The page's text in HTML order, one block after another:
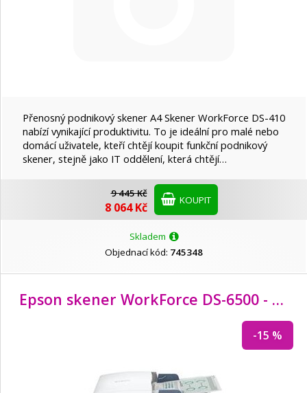
Přenosný podnikový skener A4 Skener WorkForce DS-410
nabízí vynikající produktivitu. To je ideální pro malé nebo
domácí uživatele, kteří chtějí koupit funkční podnikový
skener, stejně jako IT oddělení, která chtějí…
9 445 Kč
8 064 Kč KOUPIT
Skladem
Objednací kód: 745348
Epson skener WorkForce DS-6500 - A4/1200x1200/ADF/
-15 %